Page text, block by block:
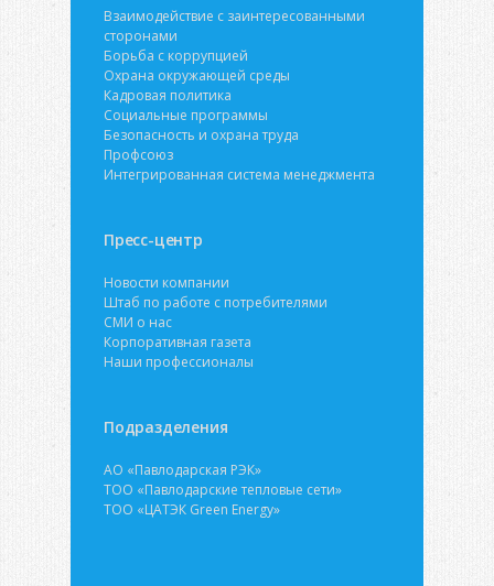
Взаимодействие с заинтересованными
сторонами
Борьба с коррупцией
Охрана окружающей среды
Кадровая политика
Социальные программы
Безопасность и охрана труда
Профсоюз
Интегрированная система менеджмента
Пресс-центр
Новости компании
Штаб по работе с потребителями
СМИ о нас
Корпоративная газета
Наши профессионалы
Подразделения
АО «Павлодарская РЭК»
ТОО «Павлодарские тепловые сети»
ТОО «ЦАТЭК Green Energy»